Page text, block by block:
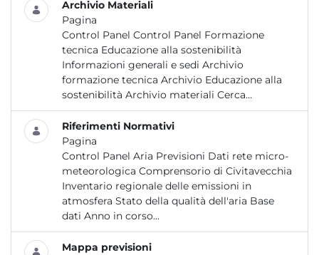
Archivio Materiali
Pagina
Control Panel Control Panel Formazione
tecnica Educazione alla sostenibilità
Informazioni generali e sedi Archivio
formazione tecnica Archivio Educazione alla
sostenibilità Archivio materiali Cerca...
Riferimenti Normativi
Pagina
Control Panel Aria Previsioni Dati rete micro-
meteorologica Comprensorio di Civitavecchia
Inventario regionale delle emissioni in
atmosfera Stato della qualità dell'aria Base
dati Anno in corso...
Mappa previsioni